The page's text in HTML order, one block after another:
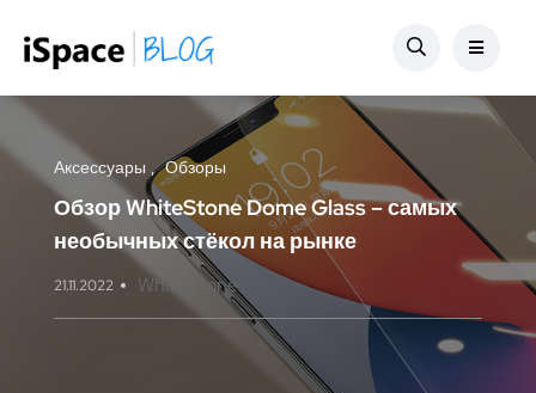
Аксессуары Обзоры
Обзор WhiteStone Dome Glass – самых
необычных стёкол на рынке
21.11.2022 WhiteStone